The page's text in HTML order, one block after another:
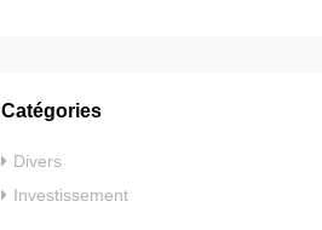
Catégories
Divers
Investissement